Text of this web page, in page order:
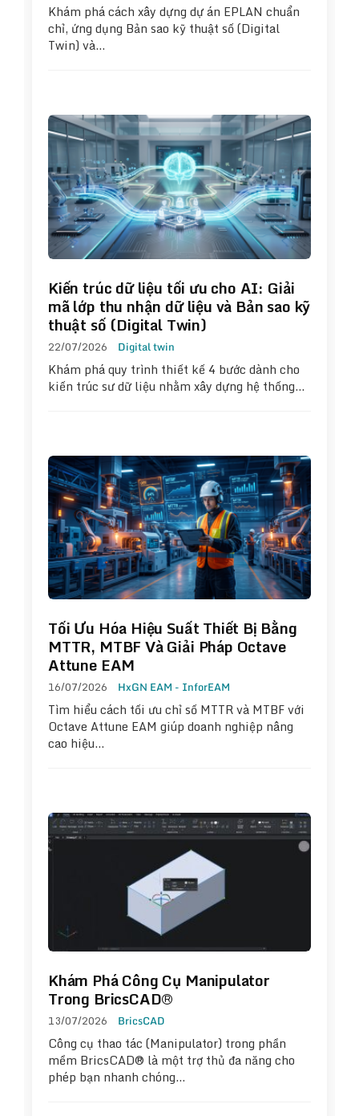
Khám phá cách xây dựng dự án EPLAN chuẩn
chỉ, ứng dụng Bản sao kỹ thuật số (Digital
Twin) và…
Kiến trúc dữ liệu tối ưu cho AI: Giải
mã lớp thu nhận dữ liệu và Bản sao kỹ
thuật số (Digital Twin)
22/07/2026 Digital twin
Khám phá quy trình thiết kế 4 bước dành cho
kiến trúc sư dữ liệu nhằm xây dựng hệ thống…
Tối Ưu Hóa Hiệu Suất Thiết Bị Bằng
MTTR, MTBF Và Giải Pháp Octave
Attune EAM
16/07/2026 HxGN EAM - InforEAM
Tìm hiểu cách tối ưu chỉ số MTTR và MTBF với
Octave Attune EAM giúp doanh nghiệp nâng
cao hiệu…
Khám Phá Công Cụ Manipulator
Trong BricsCAD®
13/07/2026 BricsCAD
Công cụ thao tác (Manipulator) trong phần
mềm BricsCAD® là một trợ thủ đa năng cho
phép bạn nhanh chóng…